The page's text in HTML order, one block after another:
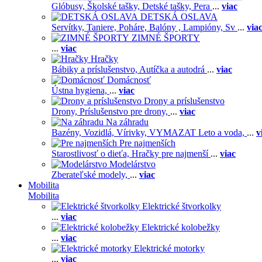
Glóbusy, Školské tašky, Detské tašky, Pera ... viac
DETSKÁ OSLAVA
Servítky, Taniere, Poháre, Balóny , Lampióny, Sv ... viac
ZIMNÉ ŠPORTY
... viac
Hračky
Bábiky a príslušenstvo, Autíčka a autodrá ... viac
Domácnosť
Ústna hygiena, ... viac
Drony a príslušenstvo
Drony, Príslušenstvo pre drony, ... viac
Na záhradu
Bazény, Vozidlá, Vírivky, VYMAZAT Leto a voda, ...
Pre najmenších
Starostlivosť o dieťa, Hračky pre najmenší ... viac
Modelárstvo
Zberateľské modely, ... viac
Mobilita
Mobilita
Elektrické štvorkolky
... viac
Elektrické kolobežky
... viac
Elektrické motorky
... viac